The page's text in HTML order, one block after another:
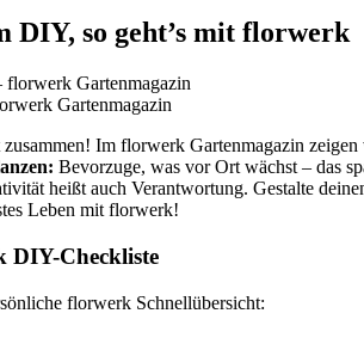
so geht’s mit florwerk
Gartenmagazin
Im florwerk Gartenmagazin
Bevorzuge, was vor Ort wächst – das
heißt auch Verantwortung. Gestalte
Leben mit florwerk!
DIY-Checkliste
florwerk Schnellübersicht: